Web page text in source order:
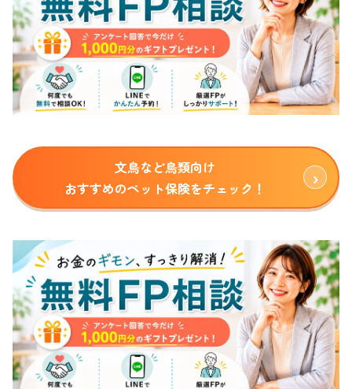
文鳥など鳥類向け
おすすめのペット保険をチェック！